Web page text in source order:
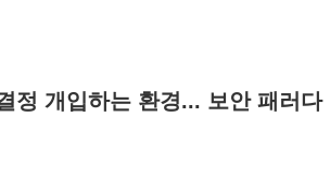
정 개입하는 환경... 보안 패러다